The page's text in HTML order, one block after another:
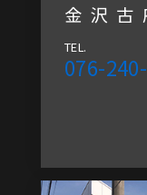
金沢古
TEL.
076-